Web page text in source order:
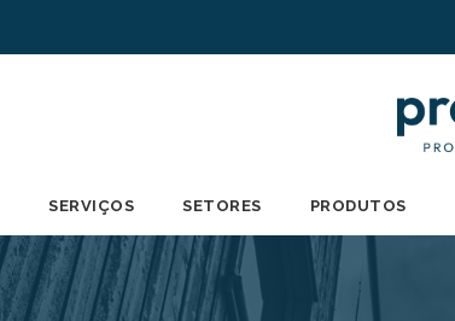
SERVIÇOS SETORES PRODUTOS